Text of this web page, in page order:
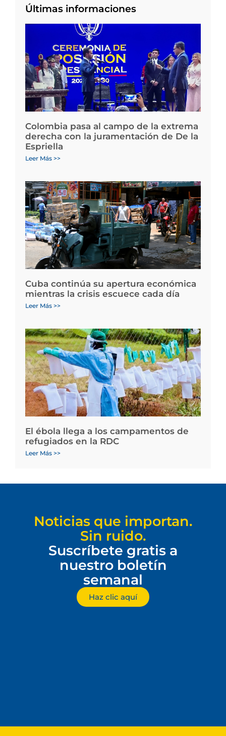
Últimas informaciones
Colombia pasa al campo de la extrema
derecha con la juramentación de De la
Espriella
Leer Más >>
Cuba continúa su apertura económica
mientras la crisis escuece cada día
Leer Más >>
El ébola llega a los campamentos de
refugiados en la RDC
Leer Más >>
Noticias que importan.
Sin ruido.
Suscríbete gratis a
nuestro boletín
semanal
Haz clic aquí